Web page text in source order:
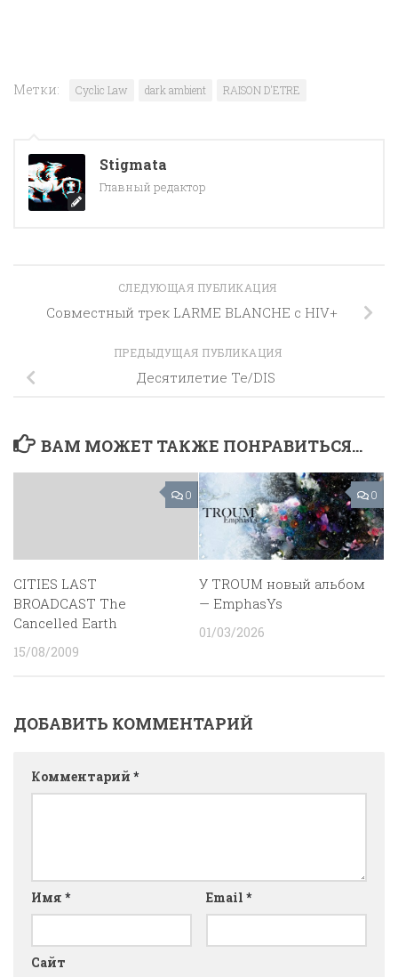
Метки: Cyclic Law dark ambient RAISON D'ETRE
Stigmata
Главный редактор
СЛЕДУЮЩАЯ ПУБЛИКАЦИЯ
Совместный трек LARME BLANCHE с HIV+
ПРЕДЫДУЩАЯ ПУБЛИКАЦИЯ
Десятилетие Te/DIS
ВАМ МОЖЕТ ТАКЖЕ ПОНРАВИТЬСЯ...
0
CITIES LAST
BROADCAST The
Cancelled Earth
15/08/2009
0
У TROUM новый альбом
— EmphasYs
01/03/2026
ДОБАВИТЬ КОММЕНТАРИЙ
Комментарий *
Имя * Email *
Сайт